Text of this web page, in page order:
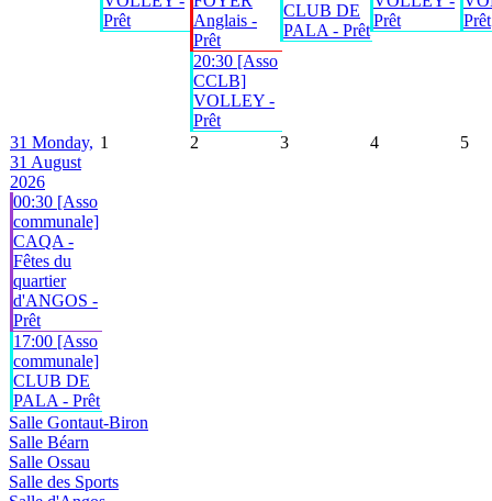
Prêt
Anglais -
Prêt
20:30 [Asso
CCLB]
VOLLEY -
Prêt
CLUB DE
PALA - Prêt
Prêt
Prêt
31 Monday,
31 August
2026
00:30 [Asso
communale]
CAQA -
Fêtes du
quartier
d'ANGOS -
Prêt
17:00 [Asso
communale]
CLUB DE
PALA - Prêt
1 2 3 4 5
Salle Gontaut-Biron
Salle Béarn
Salle Ossau
Salle des Sports